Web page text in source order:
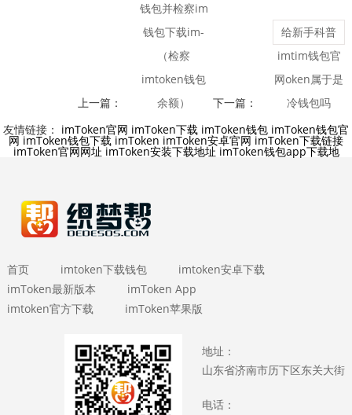
上一篇：
钱包并检察im
钱包下载im-
（检察
imtoken钱包
余额）
下一篇：
给新手科普
imtim钱包官
网oken属于是
冷钱包吗
友情链接： imToken官网 imToken下载 imToken钱包 imToken钱包官
网 imToken钱包下载 imToken imToken安卓官网 imToken下载链接
imToken官网网址 imToken安装下载地址 imToken钱包app下载地
首页 imtoken下载钱包
imtoken安卓下载
imToken最新版本
imToken App
imtoken官方下载
imToken苹果版
地址：
山东省济南市历下区东关大街
电话：